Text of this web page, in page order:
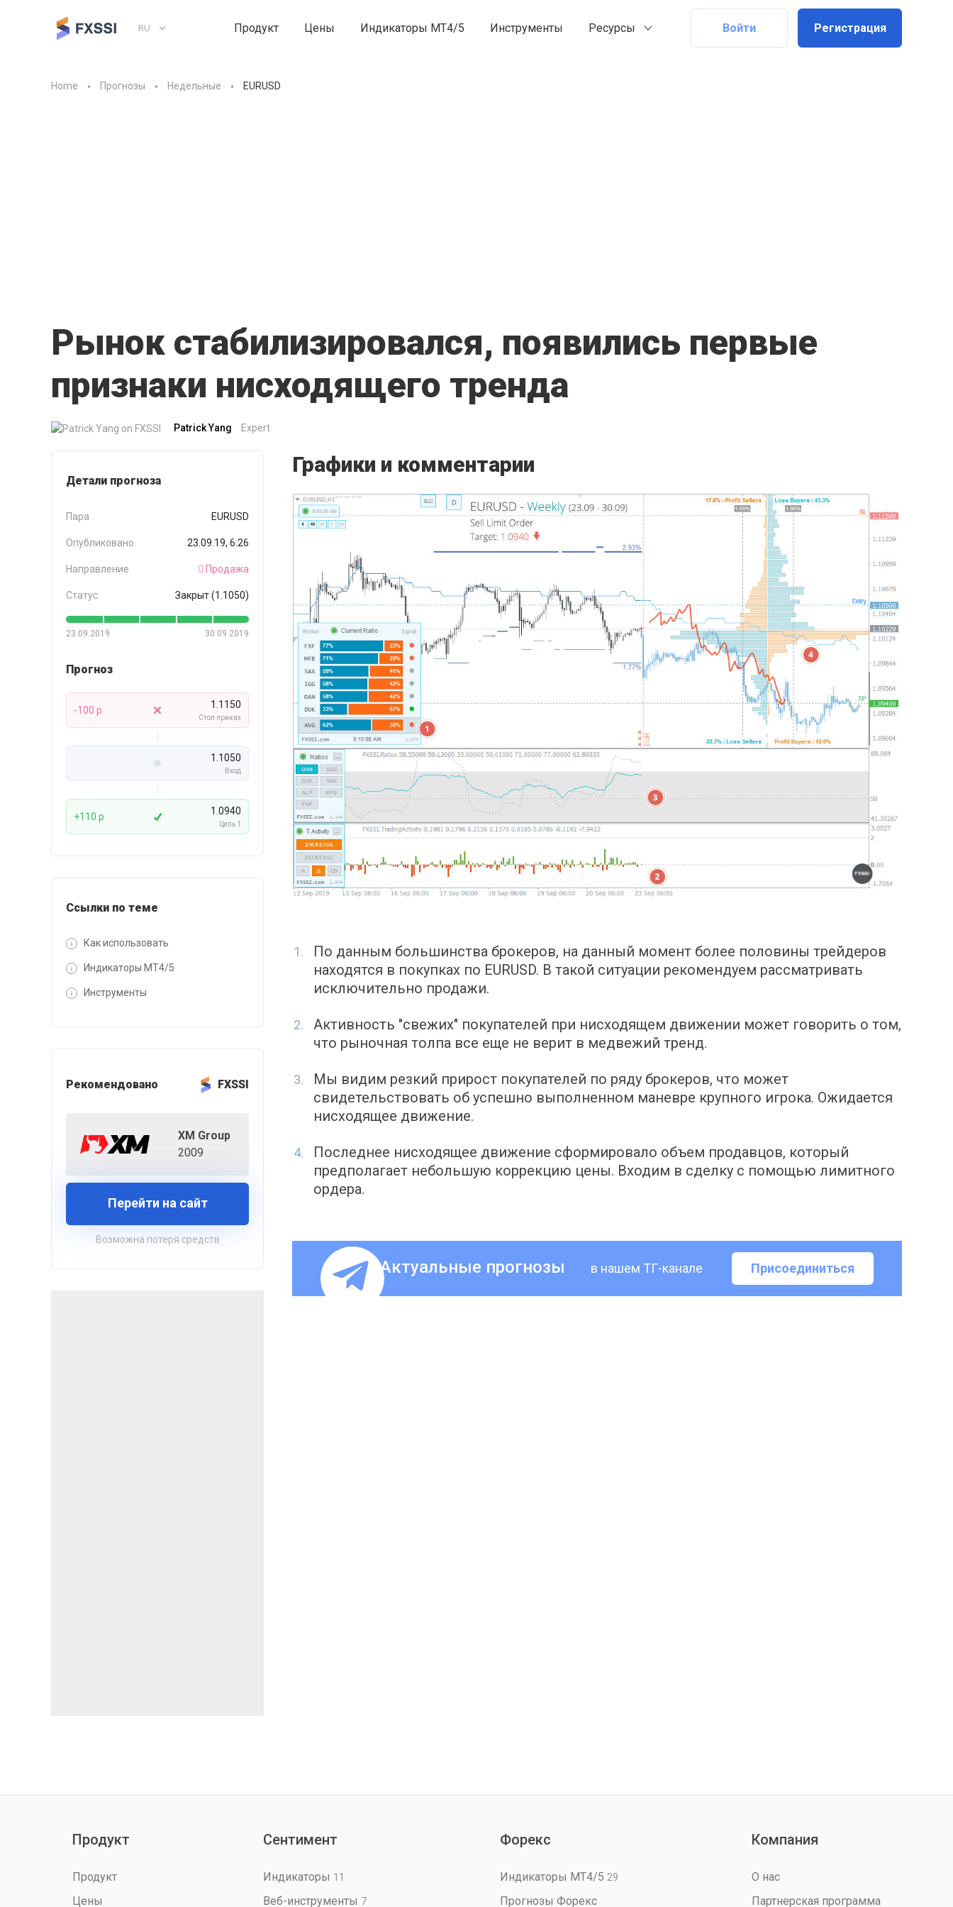
RU Продукт Цены Индикаторы MT4/5 Инструменты Ресурсы Войти Регистрация
Home Прогнозы Недельные EURUSD
Рынок стабилизировался, появились первые
признаки нисходящего тренда
Patrick Yang Expert
Детали прогноза
Пара EURUSD
Опубликовано 23.09.19, 6:26
Направление Продажа
Статус Закрыт (1.1050)
23.09.2019 30.09.2019
Прогноз
-100 p 1.1150
Стоп приказ
1.1050
Вход
+110 p 1.0940
Цель 1
Ссылки по теме
Как использовать
Индикаторы MT4/5
Инструменты
Рекомендовано FXSSI
XM Group
2009
Перейти на сайт
Возможна потеря средств
Графики и комментарии
По данным большинства брокеров, на данный момент более половины трейдеров
находятся в покупках по EURUSD. В такой ситуации рекомендуем рассматривать
исключительно продажи.
Активность "свежих" покупателей при нисходящем движении может говорить о том,
что рыночная толпа все еще не верит в медвежий тренд.
Мы видим резкий прирост покупателей по ряду брокеров, что может
свидетельствовать об успешно выполненном маневре крупного игрока. Ожидается
нисходящее движение.
Последнее нисходящее движение сформировало объем продавцов, который
предполагает небольшую коррекцию цены. Входим в сделку с помощью лимитного
ордера.
Актуальные прогнозы в нашем ТГ-канале Присоединиться
Продукт
Продукт
Цены
Сентимент
Индикаторы 11
Веб-инструменты 7
Форекс
Индикаторы MT4/5 29
Прогнозы Форекс
Компания
О нас
Партнерская программа